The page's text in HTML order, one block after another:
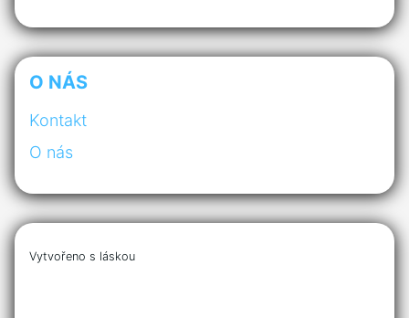
O NÁS
Kontakt
O nás
Vytvořeno s láskou